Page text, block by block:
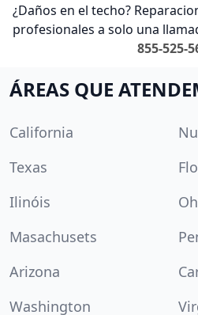
¿Daños en el techo?
profesionales a solo una
855-525-
ÁREAS QUE
California
Texas
Ilinóis
Masachusets
Arizona
Washington